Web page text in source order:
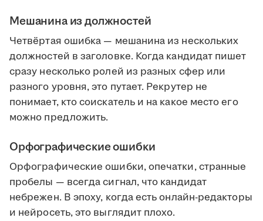
Мешанина из должностей
Четвёртая ошибка — мешанина из нескольких
должностей в заголовке. Когда кандидат пишет
сразу несколько ролей из разных сфер или
разного уровня, это путает. Рекрутер не
понимает, кто соискатель и на какое место его
можно предложить.
Орфографические ошибки
Орфографические ошибки, опечатки, странные
пробелы — всегда сигнал, что кандидат
небрежен. В эпоху, когда есть онлайн-редакторы
и нейросеть, это выглядит плохо.